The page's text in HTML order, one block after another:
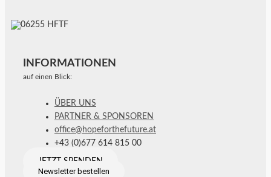
INFORMATIONEN
auf einen Blick:
ÜBER UNS
PARTNER & SPONSOREN
office@hopeforthefuture.at
+43 (0)677 614 815 00
JETZT SPENDEN
Newsletter bestellen